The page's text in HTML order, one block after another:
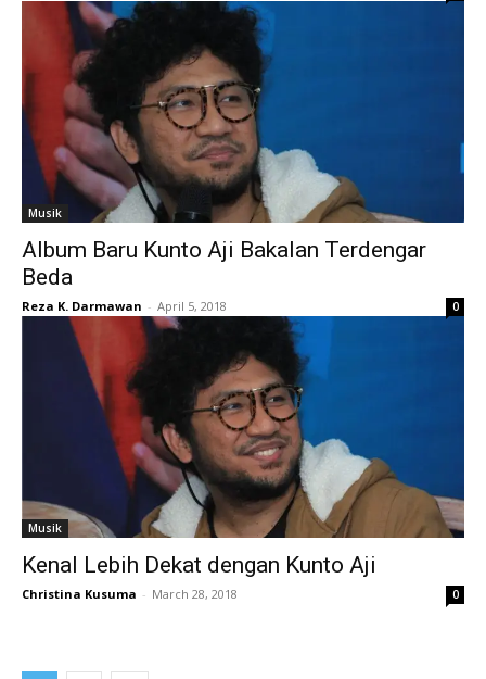
Musik
Album Baru Kunto Aji Bakalan Terdengar
Beda
Reza K. Darmawan - April 5, 2018 0
Musik
Kenal Lebih Dekat dengan Kunto Aji
Christina Kusuma - March 28, 2018 0